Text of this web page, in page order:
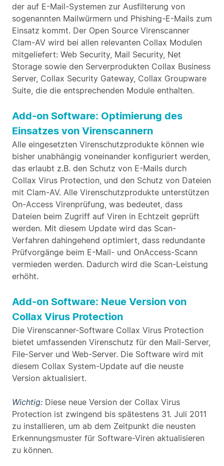
der auf E-Mail-Systemen zur Ausfilterung von
sogenannten Mailwürmern und Phishing-E-Mails zum
Einsatz kommt. Der Open Source Virenscanner
Clam-AV wird bei allen relevanten Collax Modulen
mitgeliefert: Web Security, Mail Security, Net
Storage sowie den Serverprodukten Collax Business
Server, Collax Security Gateway, Collax Groupware
Suite, die die entsprechenden Module enthalten.
Add-on Software: Optimierung des
Einsatzes von Virenscannern
Alle eingesetzten Virenschutzprodukte können wie
bisher unabhängig voneinander konfiguriert werden,
das erlaubt z.B. den Schutz von E-Mails durch
Collax Virus Protection, und den Schutz von Dateien
mit Clam-AV. Alle Virenschutzprodukte unterstützen
On-Access Virenprüfung, was bedeutet, dass
Dateien beim Zugriff auf Viren in Echtzeit geprüft
werden. Mit diesem Update wird das Scan-
Verfahren dahingehend optimiert, dass redundante
Prüfvorgänge beim E-Mail- und OnAccess-Scann
vermieden werden. Dadurch wird die Scan-Leistung
erhöht.
Add-on Software: Neue Version von
Collax Virus Protection
Die Virenscanner-Software Collax Virus Protection
bietet umfassenden Virenschutz für den Mail-Server,
File-Server und Web-Server. Die Software wird mit
diesem Collax System-Update auf die neuste
Version aktualisiert.
Wichtig: Diese neue Version der Collax Virus
Protection ist zwingend bis spätestens 31. Juli 2011
zu installieren, um ab dem Zeitpunkt die neusten
Erkennungsmuster für Software-Viren aktualisieren
zu können.